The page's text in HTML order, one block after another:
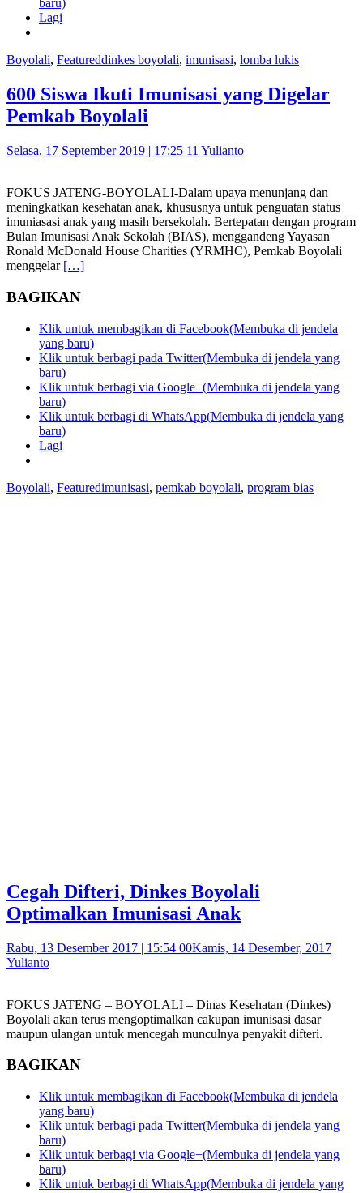
baru)
Lagi
Boyolali, Featureddinkes boyolali, imunisasi, lomba lukis
600 Siswa Ikuti Imunisasi yang Digelar
Pemkab Boyolali
Selasa, 17 September 2019 | 17:25 11 Yulianto
FOKUS JATENG-BOYOLALI-Dalam upaya menunjang dan
meningkatkan kesehatan anak, khususnya untuk penguatan status
imuniasasi anak yang masih bersekolah. Bertepatan dengan program
Bulan Imunisasi Anak Sekolah (BIAS), menggandeng Yayasan
Ronald McDonald House Charities (YRMHC), Pemkab Boyolali
menggelar […]
BAGIKAN
Klik untuk membagikan di Facebook(Membuka di jendela
yang baru)
Klik untuk berbagi pada Twitter(Membuka di jendela yang
baru)
Klik untuk berbagi via Google+(Membuka di jendela yang
baru)
Klik untuk berbagi di WhatsApp(Membuka di jendela yang
baru)
Lagi
Boyolali, Featuredimunisasi, pemkab boyolali, program bias
Cegah Difteri, Dinkes Boyolali
Optimalkan Imunisasi Anak
Rabu, 13 Desember 2017 | 15:54 00Kamis, 14 Desember, 2017
Yulianto
FOKUS JATENG – BOYOLALI – Dinas Kesehatan (Dinkes)
Boyolali akan terus mengoptimalkan cakupan imunisasi dasar
maupun ulangan untuk mencegah munculnya penyakit difteri.
BAGIKAN
Klik untuk membagikan di Facebook(Membuka di jendela
yang baru)
Klik untuk berbagi pada Twitter(Membuka di jendela yang
baru)
Klik untuk berbagi via Google+(Membuka di jendela yang
baru)
Klik untuk berbagi di WhatsApp(Membuka di jendela yang